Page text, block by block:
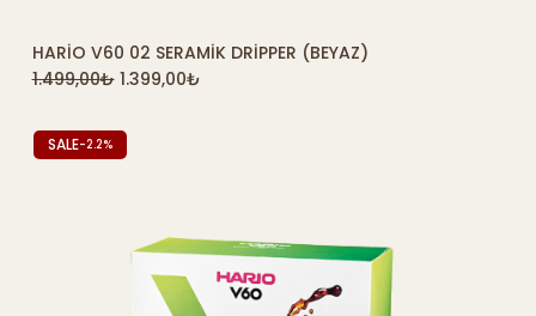
SEPETE EKLE
HARIO V60 02 SERAMIK DRIPPER (BEYAZ)
1.499,00₺ 1.399,00₺
SALE-2.2%